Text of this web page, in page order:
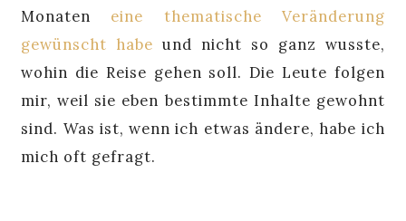
Monaten eine thematische Veränderung
gewünscht habe und nicht so ganz wusste,
wohin die Reise gehen soll. Die Leute folgen
mir, weil sie eben bestimmte Inhalte gewohnt
sind. Was ist, wenn ich etwas ändere, habe ich
mich oft gefragt.